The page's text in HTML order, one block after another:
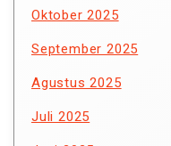
Oktober 2025
September 2025
Agustus 2025
Juli 2025